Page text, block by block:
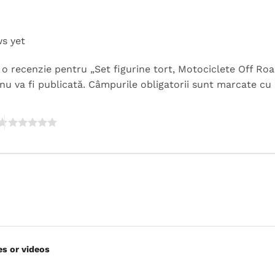
yet
recenzie pentru „Set figurine tort, Motociclete Off
va fi publicată. Câmpurile obligatorii sunt marcate cu
or videos